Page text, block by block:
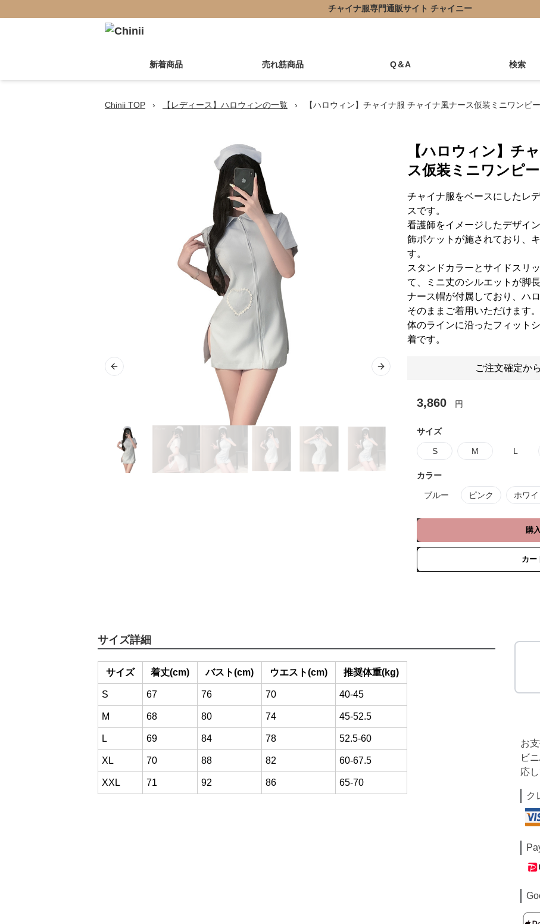
チャイナ服専門通販サイト チャイニー
新着商品 売れ筋商品 Q＆A 検索
Chinii TOP › 【レディース】ハロウィンの一覧 › 【ハロウィン】チャイナ服 チャイナ風ナース仮装ミニワンピ
Previous slide Next slide
【ハロウィン】チ
ス仮装ミニワンピ
チャイナ服をベースにしたレ
スです。
看護師をイメージしたデザイ
飾ポケットが施されており、
す。
スタンドカラーとサイドスリ
て、ミニ丈のシルエットが脚
ナース帽が付属しており、ハ
そのままご着用いただけます。
体のラインに沿ったフィット
着です。
ご注文確定か
3,860 円
サイズ
S M L
カラー
ブルー ピンク ホワイ
購
カー
サイズ詳細
サイズ 着丈(cm) バスト(cm) ウエスト(cm) 推奨体重(kg)
S 67 76 70 40-45
M 68 80 74 45-52.5
L 69 84 78 52.5-60
XL 70 88 82 60-67.5
XXL 71 92 86 65-70
お
ビ
応
ク